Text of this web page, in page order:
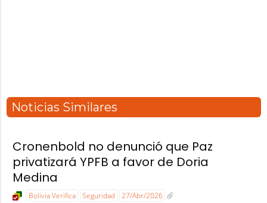
Noticias Similares
Cronenbold no denunció que Paz
privatizará YPFB a favor de Doria
Medina
Bolivia Verifica Seguridad 27/Abr/2026